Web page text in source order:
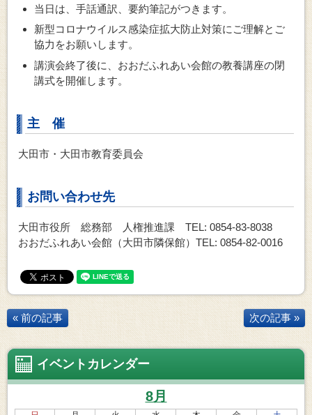
当日は、手話通訳、要約筆記がつきます。
新型コロナウイルス感染症拡大防止対策にご理解とご
協力をお願いします。
講演会終了後に、おおだふれあい会館の教養講座の閉
講式を開催します。
主 催
大田市・大田市教育委員会
お問い合わせ先
大田市役所 総務部 人権推進課 TEL: 0854-83-8038
おおだふれあい会館（大田市隣保館）TEL: 0854-82-0016
« 前の記事 次の記事 »
イベントカレンダー
8月